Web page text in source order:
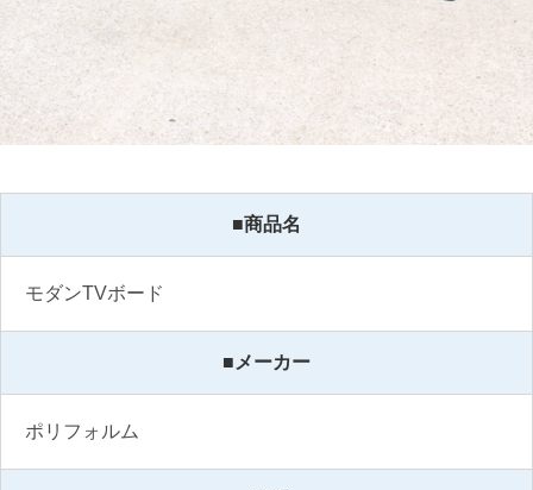
■商品名
モダンTVボード
■メーカー
ポリフォルム